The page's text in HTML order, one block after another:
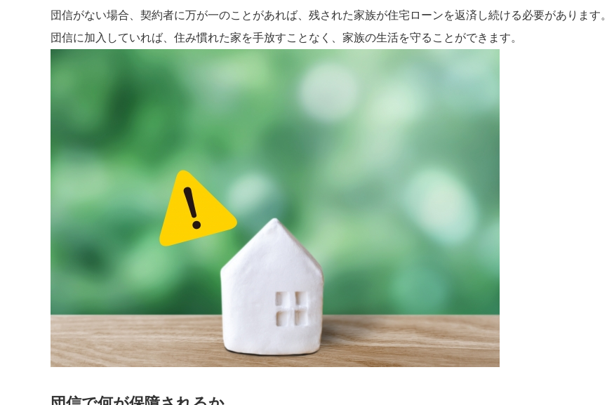
団信がない場合、契約者に万が一のことがあれば、残された家族が住宅ローンを返済し続ける必要があります。
団信に加入していれば、住み慣れた家を手放すことなく、家族の生活を守ることができます。